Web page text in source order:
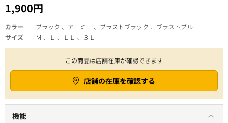
1,900円
カラー
ブラック 、アーミー 、ブラストブラック 、ブラストブルー
サイズ
Ｍ 、Ｌ 、ＬＬ 、３Ｌ
この商品は店舗在庫が確認できます
店舗の在庫を確認する
機能